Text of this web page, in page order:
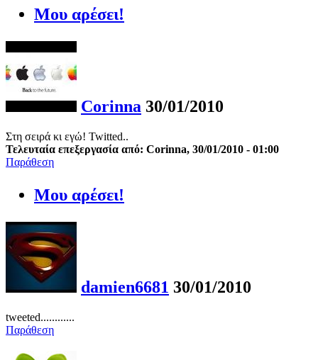
Μου αρέσει!
Corinna 30/01/2010
Στη σειρά κι εγώ! Twitted..
Τελευταία επεξεργασία από: Corinna, 30/01/2010 - 01:00
Παράθεση
Μου αρέσει!
damien6681 30/01/2010
tweeted............
Παράθεση